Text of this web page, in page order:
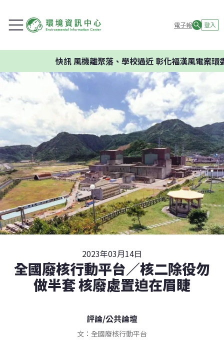
電子報 登入
風機離聚落、學校過近 彰化福漢風電案環委建
2023年03月14日
全國廢核行動平台／核二除役勿
做半套 核廢處置迫在眉睫
評論/公共論壇
文：全國廢核行動平台